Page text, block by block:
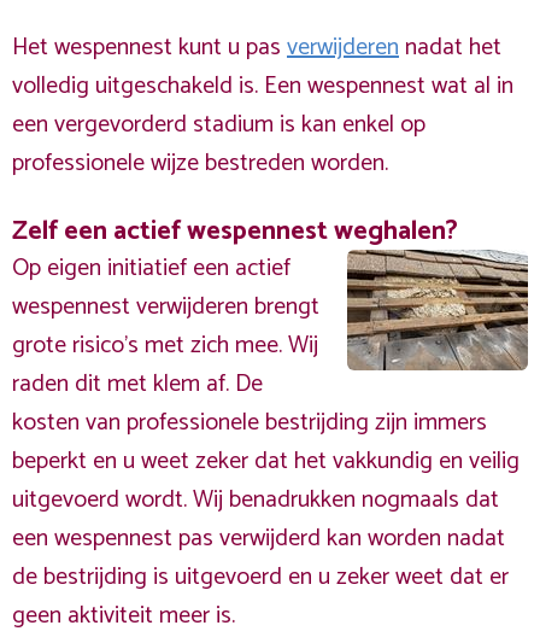
Het wespennest kunt u pasverwijderennadat het
volledig uitgeschakeld is. Een wespennest wat al in
een vergevorderd stadium is kan enkel op
professionele wijze bestreden worden.
Zelf een actief wespennest weghalen?
Op eigen initiatief een actief
wespennest verwijderen brengt
grote risico’s met zich mee. Wij
raden dit met klem af. De
kosten van professionele bestrijding zijn immers
beperkt en u weet zeker dat het vakkundig en veilig
uitgevoerd wordt. Wij benadrukken nogmaals dat
een wespennest pas verwijderd kan worden nadat
de bestrijding is uitgevoerd en u zeker weet dat er
geen aktiviteit meer is.